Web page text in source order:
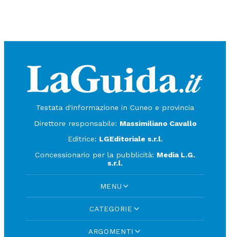
Testata d'informazione in Cuneo e provincia
Direttore responsabile: Massimiliano Cavallo
Editrice: LGEditoriale s.r.l.
Concessionario per la pubblicità: Media L.G.
s.r.l.
MENU
CATEGORIE
ARGOMENTI